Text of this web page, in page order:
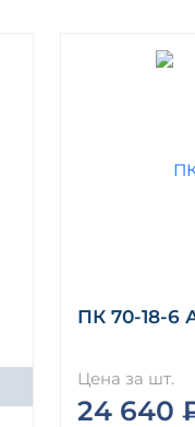
ПК 70-18-6
Цена за шт.
24 640